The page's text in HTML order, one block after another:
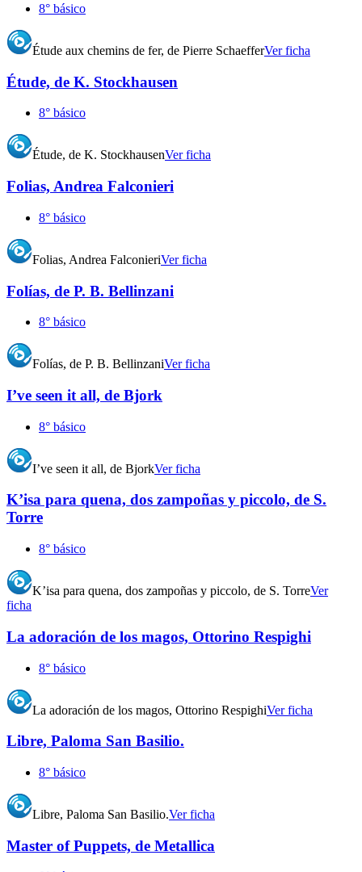
8° básico
Étude aux chemins de fer, de Pierre SchaefferVer ficha
Étude, de K. Stockhausen
8° básico
Étude, de K. StockhausenVer ficha
Folias, Andrea Falconieri
8° básico
Folias, Andrea FalconieriVer ficha
Folías, de P. B. Bellinzani
8° básico
Folías, de P. B. BellinzaniVer ficha
I’ve seen it all, de Bjork
8° básico
I’ve seen it all, de BjorkVer ficha
K’isa para quena, dos zampoñas y piccolo, de S.
Torre
8° básico
K’isa para quena, dos zampoñas y piccolo, de S. TorreVer
ficha
La adoración de los magos, Ottorino Respighi
8° básico
La adoración de los magos, Ottorino RespighiVer ficha
Libre, Paloma San Basilio.
8° básico
Libre, Paloma San Basilio.Ver ficha
Master of Puppets, de Metallica